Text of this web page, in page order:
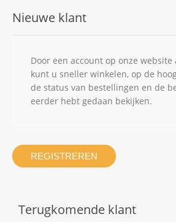
Nieuwe klant
Door een account op onze website
kunt u sneller winkelen, op de
de status van bestellingen en de
eerder hebt gedaan bekijken.
REGISTREREN
Terugkomende klant